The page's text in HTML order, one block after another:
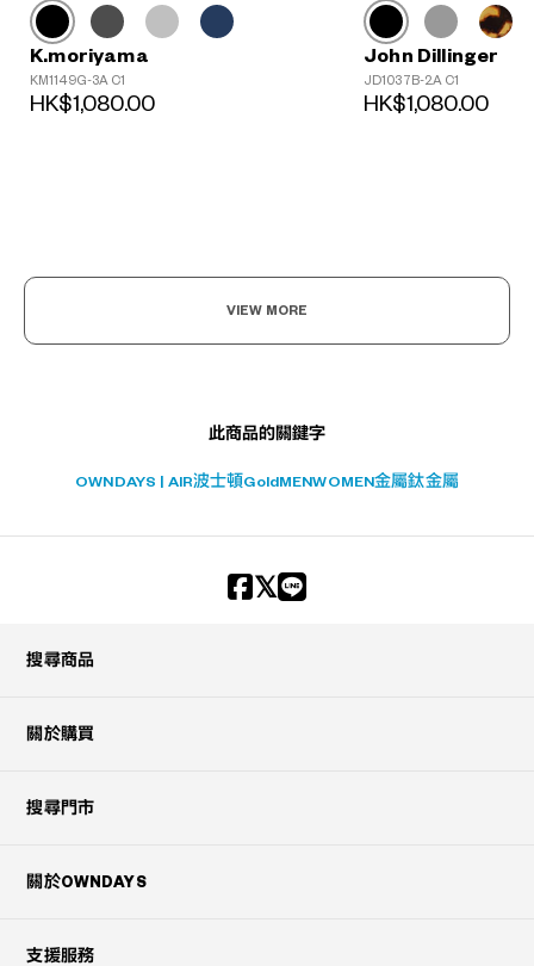
K.moriyama
KM1149G-3A C1
HK$1,080.00
John Dillinger
JD1037B-2A C1
HK$1,080.00
VIEW MORE
此商品的關鍵字
OWNDAYS | AIR波士頓Gold MENWOMEN金屬鈦金屬
搜尋商品
關於購買
搜尋門市
關於OWNDAYS
支援服務